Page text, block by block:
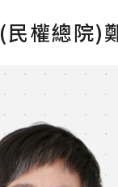
(民權總院)